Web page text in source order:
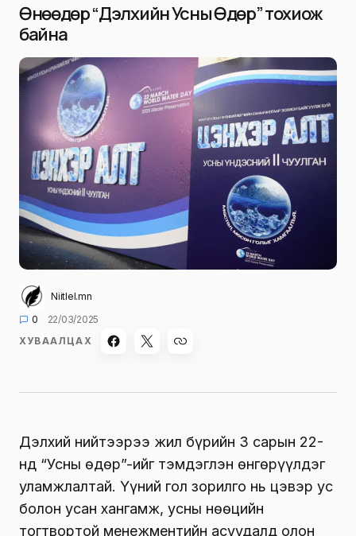
Өнөөдөр “Дэлхийн Усны Өдөр” тохиож
байна
Niitlel.mn
0
22/03/2025
ХУВААЛЦАХ
Дэлхий нийтээрээ жил бүрийн 3 сарын 22-
нд “Усны өдөр”-ийг тэмдэглэн өнгөрүүлдэг
уламжлалтай. Үүний гол зорилго нь цэвэр ус
болон усан хангамж, усны нөөцийн
тогтвортой менежментийн асуудалд олон